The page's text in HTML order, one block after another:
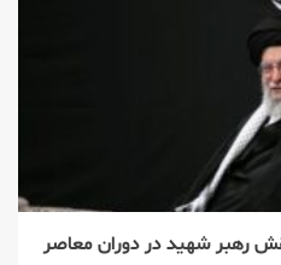
رهبر شهید در دوران معاصر